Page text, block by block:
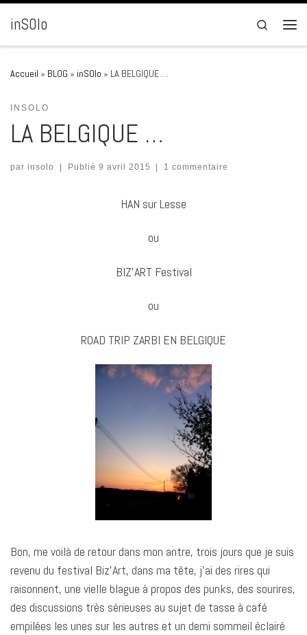
Passer au contenu
inSOlo
Search
Accueil » BLOG » inSOlo » LA BELGIQUE …
INSOLO
LA BELGIQUE …
par insolo | Publié 9 avril 2015 | 1 commentaire
HAN sur Lesse
ou
BIZ’ART Festival
ou
ROAD TRIP ZARBI EN BELGIQUE
Bon, me voilà de retour dans mon antre, trois jours que je suis
revenu du festival Biz’Art, dans ma tête, j’ai des rires qui
raisonnent, une vielle blague à propos des punks, des sourires,
des discussions très sérieuses au sujet de tasse à café
empilées les unes sur les autres et un demi sommeil éclairé